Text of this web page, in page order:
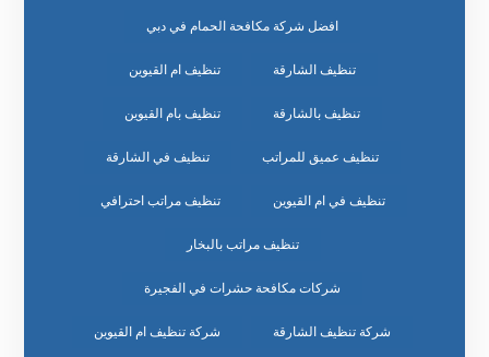
افضل شركة مكافحة الحمام في دبي
تنظيف الشارقة تنظيف ام القيوين
تنظيف بالشارقة تنظيف بام القيوين
تنظيف عميق للمراتب تنظيف في الشارقة
تنظيف في ام القيوين تنظيف مراتب احترافي
تنظيف مراتب بالبخار
شركات مكافحة حشرات في الفجيرة
شركة تنظيف الشارقة شركة تنظيف ام القيوين